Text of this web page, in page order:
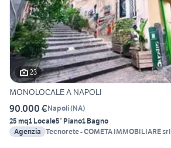
23
MONOLOCALE A NAPOLI
90.000 €Napoli(NA)
25 mq1 Locale5° Piano1 Bagno
Agenzia Tecnorete - COMETA IMMOBILIARE srl